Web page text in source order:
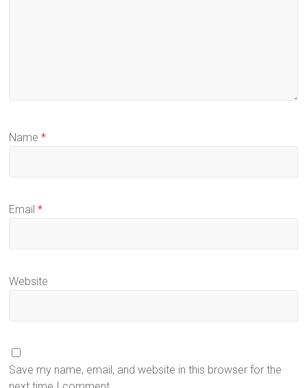
Name*
Email*
Website
Save my name, email, and website in this browser for the